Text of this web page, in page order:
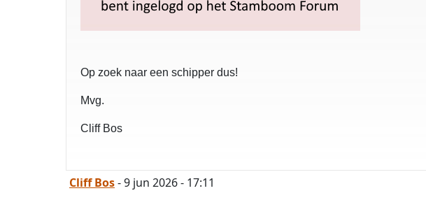
Op zoek naar een schipper dus!
Mvg.
Cliff Bos
Cliff Bos- 9 jun 2026 - 17:11